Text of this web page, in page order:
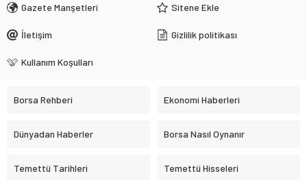
Gazete Manşetleri Sitene Ekle
İletişim Gizlilik politikası
Kullanım Koşulları
Borsa Rehberi Ekonomi Haberleri
Dünyadan Haberler Borsa Nasıl Oynanır
Temettü Tarihleri Temettü Hisseleri